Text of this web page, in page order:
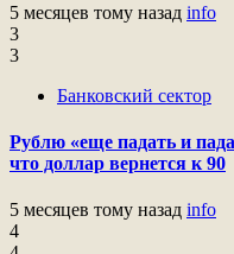
5 месяцев тому назад info
3
3
Банковский сектор
Рублю «еще падать и
что доллар вернется к 90
5 месяцев тому назад info
4